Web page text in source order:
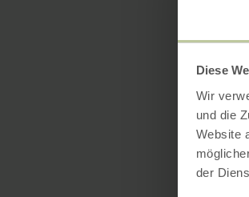
Diese
Wir
und die
Website
der